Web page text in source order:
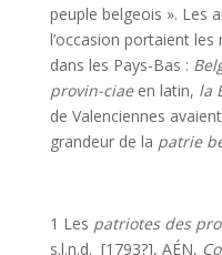
peuple belgeois ». Les
l’occasion portaient les
dans les Pays-Bas :
provin-ciae en latin, la
de Valenciennes
grandeur de la patrie
1 Les patriotes des
s.l.n.d. [1793?], AÉN,